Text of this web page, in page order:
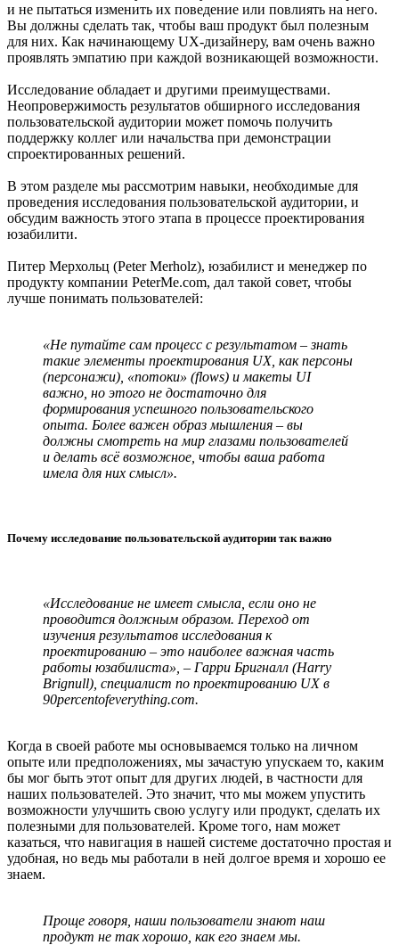
и не пытаться изменить их поведение или повлиять на него.
Вы должны сделать так, чтобы ваш продукт был полезным
для них. Как начинающему UX-дизайнеру, вам очень важно
проявлять эмпатию при каждой возникающей возможности.
Исследование обладает и другими преимуществами.
Неопровержимость результатов обширного исследования
пользовательской аудитории может помочь получить
поддержку коллег или начальства при демонстрации
спроектированных решений.
В этом разделе мы рассмотрим навыки, необходимые для
проведения исследования пользовательской аудитории, и
обсудим важность этого этапа в процессе проектирования
юзабилити.
Питер Мерхольц (Peter Merholz), юзабилист и менеджер по
продукту компании PeterMe.com, дал такой совет, чтобы
лучше понимать пользователей:
«Не путайте сам процесс с результатом – знать
такие элементы проектирования UX, как персоны
(персонажи), «потоки» (flows) и макеты UI
важно, но этого не достаточно для
формирования успешного пользовательского
опыта. Более важен образ мышления – вы
должны смотреть на мир глазами пользователей
и делать всё возможное, чтобы ваша работа
имела для них смысл».
Почему исследование пользовательской аудитории так важно
«Исследование не имеет смысла, если оно не
проводится должным образом. Переход от
изучения результатов исследования к
проектированию – это наиболее важная часть
работы юзабилиста», – Гарри Бригналл (Harry
Brignull), специалист по проектированию UX в
90percentofeverything.com.
Когда в своей работе мы основываемся только на личном
опыте или предположениях, мы зачастую упускаем то, каким
бы мог быть этот опыт для других людей, в частности для
наших пользователей. Это значит, что мы можем упустить
возможности улучшить свою услугу или продукт, сделать их
полезными для пользователей. Кроме того, нам может
казаться, что навигация в нашей системе достаточно простая и
удобная, но ведь мы работали в ней долгое время и хорошо ее
знаем.
Проще говоря, наши пользователи знают наш
продукт не так хорошо, как его знаем мы.